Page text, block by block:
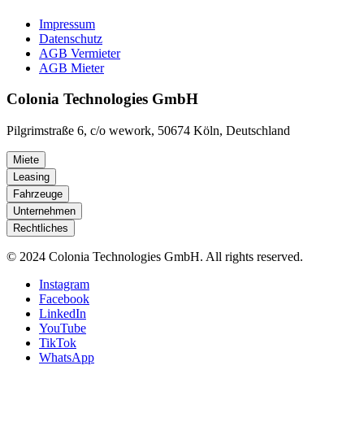
Impressum
Datenschutz
AGB Vermieter
AGB Mieter
Colonia Technologies GmbH
Pilgrimstraße 6, c/o wework, 50674 Köln, Deutschland
Miete
Leasing
Fahrzeuge
Unternehmen
Rechtliches
© 2024 Colonia Technologies GmbH. All rights reserved.
Instagram
Facebook
LinkedIn
YouTube
TikTok
WhatsApp